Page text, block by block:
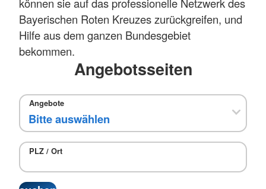
Bayerischen Roten Kreuzes zurückgreifen, und
Hilfe aus dem ganzen Bundesgebiet
bekommen.
Angebotsseiten
Angebote
PLZ / Ort